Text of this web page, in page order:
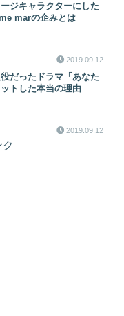
ジキャラクターにした
marの企みとは
2019.09.12
だったドラマ『あなた
トした本当の理由
2019.09.12